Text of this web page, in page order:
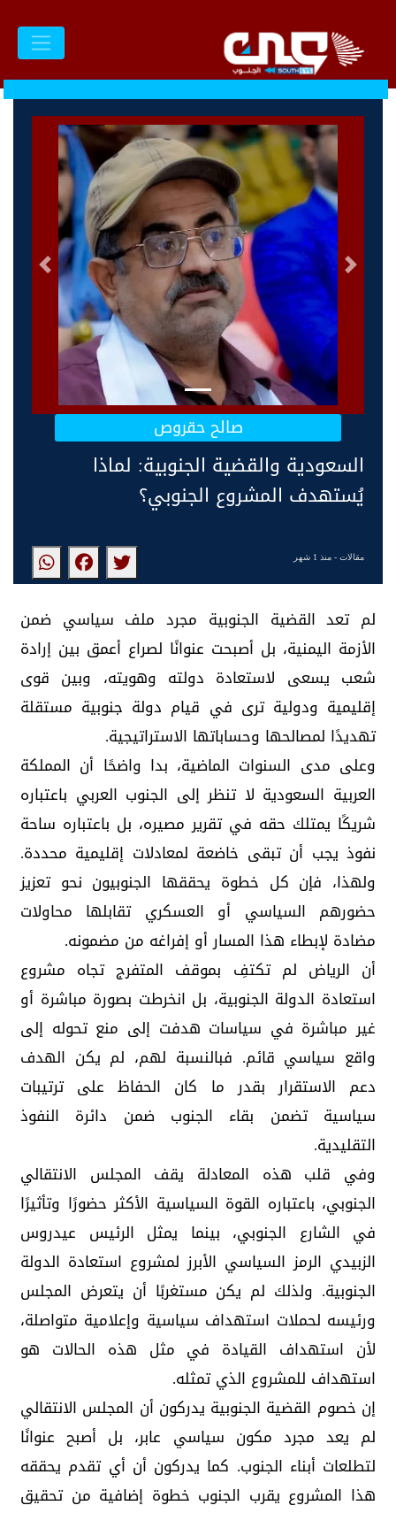
التالى السابق
صالح حقروص
السعودية والقضية الجنوبية: لماذا
يُستهدف المشروع الجنوبي؟
مقالات- منذ 1 شهر
لم تعد القضية الجنوبية مجرد ملف سياسي ضمن
الأزمة اليمنية، بل أصبحت عنوانًا لصراع أعمق بين إرادة
شعب يسعى لاستعادة دولته وهويته، وبين قوى
إقليمية ودولية ترى في قيام دولة جنوبية مستقلة
تهديدًا لمصالحها وحساباتها الاستراتيجية.
وعلى مدى السنوات الماضية، بدا واضحًا أن المملكة
العربية السعودية لا تنظر إلى الجنوب العربي باعتباره
شريكًا يمتلك حقه في تقرير مصيره، بل باعتباره ساحة
نفوذ يجب أن تبقى خاضعة لمعادلات إقليمية محددة.
ولهذا، فإن كل خطوة يحققها الجنوبيون نحو تعزيز
حضورهم السياسي أو العسكري تقابلها محاولات
مضادة لإبطاء هذا المسار أو إفراغه من مضمونه.
أن الرياض لم تكتفِ بموقف المتفرج تجاه مشروع
استعادة الدولة الجنوبية، بل انخرطت بصورة مباشرة أو
غير مباشرة في سياسات هدفت إلى منع تحوله إلى
واقع سياسي قائم. فبالنسبة لهم، لم يكن الهدف
دعم الاستقرار بقدر ما كان الحفاظ على ترتيبات
سياسية تضمن بقاء الجنوب ضمن دائرة النفوذ
التقليدية.
وفي قلب هذه المعادلة يقف المجلس الانتقالي
الجنوبي، باعتباره القوة السياسية الأكثر حضورًا وتأثيرًا
في الشارع الجنوبي، بينما يمثل الرئيس عيدروس
الزبيدي الرمز السياسي الأبرز لمشروع استعادة الدولة
الجنوبية. ولذلك لم يكن مستغربًا أن يتعرض المجلس
ورئيسه لحملات استهداف سياسية وإعلامية متواصلة،
لأن استهداف القيادة في مثل هذه الحالات هو
استهداف للمشروع الذي تمثله.
إن خصوم القضية الجنوبية يدركون أن المجلس الانتقالي
لم يعد مجرد مكون سياسي عابر، بل أصبح عنوانًا
لتطلعات أبناء الجنوب. كما يدركون أن أي تقدم يحققه
هذا المشروع يقرب الجنوب خطوة إضافية من تحقيق